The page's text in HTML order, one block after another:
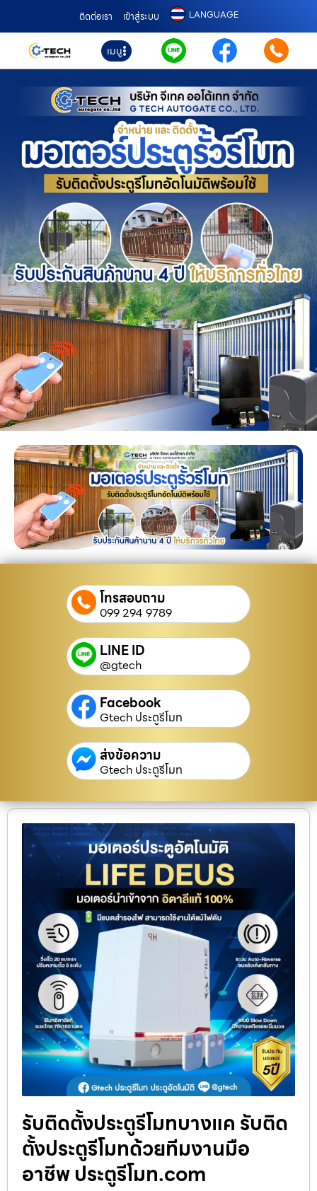
ติดต่อเรา เข้าสู่ระบบ LANGUAGE
เมนู
โทรสอบถาม
099 294 9789
LINE ID
@gtech
Facebook
Gtech ประตูรีโมท
ส่งข้อความ
Gtech ประตูรีโมท
รับติดตั้งประตูรีโมทบางแค รับติด
ตั้งประตูรีโมทด้วยทีมงานมือ
อาชีพ ประตูรีโมท.com